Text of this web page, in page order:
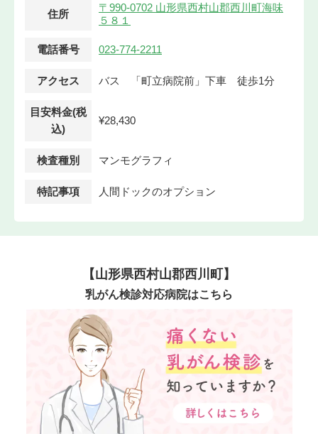
住所
〒990-0702 山形県西村山郡西川町海味
５８１
電話番号 023-774-2211
アクセス バス 「町立病院前」下車 徒歩1分
目安料金(税
込)
¥28,430
検査種別 マンモグラフィ
特記事項 人間ドックのオプション
【山形県西村山郡西川町】
乳がん検診対応病院はこちら